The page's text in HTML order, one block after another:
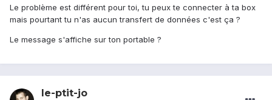
Le problème est différent pour toi, tu peux te connecter à ta box
mais pourtant tu n'as aucun transfert de données c'est ça ?
Le message s'affiche sur ton portable ?
le-ptit-jo